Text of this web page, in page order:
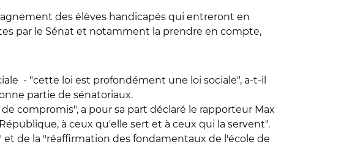
des élèves handicapés qui entreront en
par le Sénat et notamment la prendre en compte,
- "cette loi est profondément une loi sociale", a-t-il
partie de sénatoriaux.
compromis", a pour sa part déclaré le rapporteur Max
à ceux qu'elle sert et à ceux qui la servent".
de la "réaffirmation des fondamentaux de l'école de